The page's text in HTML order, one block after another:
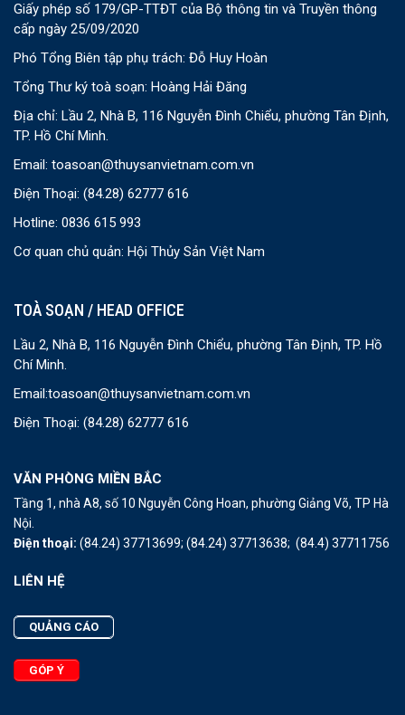
Giấy phép số 179/GP-TTĐT của Bộ thông tin và Truyền thông
cấp ngày 25/09/2020
Phó Tổng Biên tập phụ trách: Đỗ Huy Hoàn
Tổng Thư ký toà soạn: Hoàng Hải Đăng
Địa chỉ: Lầu 2, Nhà B, 116 Nguyễn Đình Chiểu, phường Tân Định,
TP. Hồ Chí Minh.
Email: toasoan@thuysanvietnam.com.vn
Điện Thoại: (84.28) 62777 616
Hotline: 0836 615 993
Cơ quan chủ quản: Hội Thủy Sản Việt Nam
TOÀ SOẠN / HEAD OFFICE
Lầu 2, Nhà B, 116 Nguyễn Đình Chiểu, phường Tân Định, TP. Hồ
Chí Minh.
Email:toasoan@thuysanvietnam.com.vn
Điện Thoại: (84.28) 62777 616
VĂN PHÒNG MIỀN BẮC
Tầng 1, nhà A8, số 10 Nguyễn Công Hoan, phường Giảng Võ, TP Hà
Nội.
Điện thoại: (84.24) 37713699; (84.24) 37713638; (84.4) 37711756
LIÊN HỆ
QUẢNG CÁO
GÓP Ý